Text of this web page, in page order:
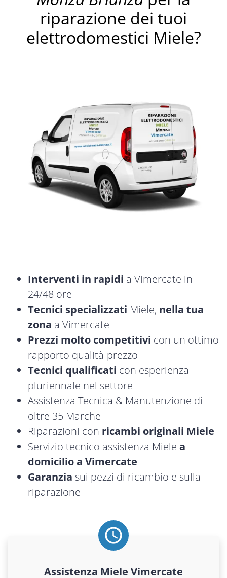
riparazione dei tuoi
elettrodomestici Miele?
Interventi in rapidi a Vimercate in
24/48 ore
Tecnici specializzati Miele, nella tua
zona a Vimercate
Prezzi molto competitivi con un ottimo
rapporto qualità-prezzo
Tecnici qualificati con esperienza
pluriennale nel settore
Assistenza Tecnica & Manutenzione di
oltre 35 Marche
Riparazioni con ricambi originali Miele
Servizio tecnico assistenza Miele a
domicilio a Vimercate
Garanzia sui pezzi di ricambio e sulla
riparazione
Assistenza Miele Vimercate